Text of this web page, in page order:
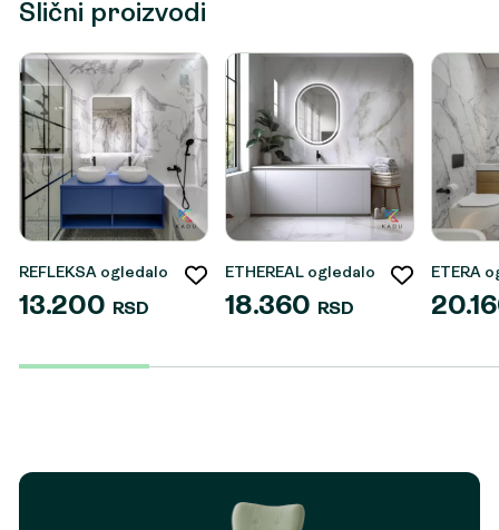
Slični proizvodi
REFLEKSA ogledalo
13.200 RSD
ETHEREAL ogledalo
18.360 RSD
ETERA